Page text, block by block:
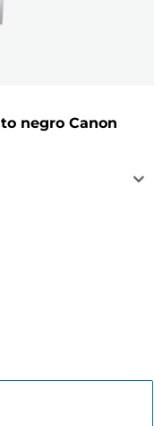
negro Canon